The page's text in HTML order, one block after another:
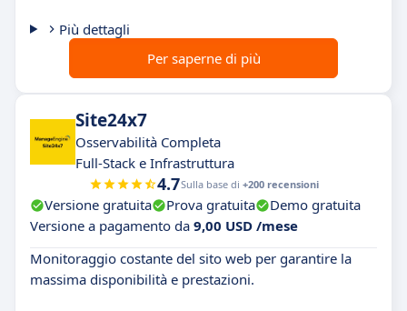
Più dettagli
Per saperne di più
Site24x7
Osservabilità Completa
Full-Stack e Infrastruttura
4.7Sulla base di +200 recensioni
Versione gratuita Prova gratuita
Demo gratuita
Versione a pagamento da 9,00 USD /mese
Monitoraggio costante del sito web per garantire la
massima disponibilità e prestazioni.